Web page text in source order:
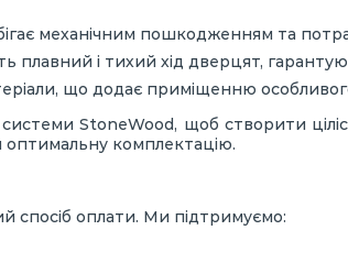
механічним пошкодженням та
плавний і тихий хід дверцят,
що додає приміщенню
StoneWood, щоб створити
комплектацію.
спосіб оплати. Ми підтримуємо: